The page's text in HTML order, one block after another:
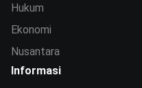
Hukum
Ekonomi
Nusantara
Informasi